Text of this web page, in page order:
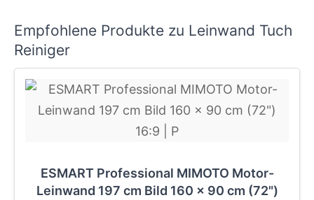
Empfohlene Produkte zu Leinwand Tuch
Reiniger
ESMART Professional MIMOTO Motor-
Leinwand 197 cm Bild 160 x 90 cm (72")